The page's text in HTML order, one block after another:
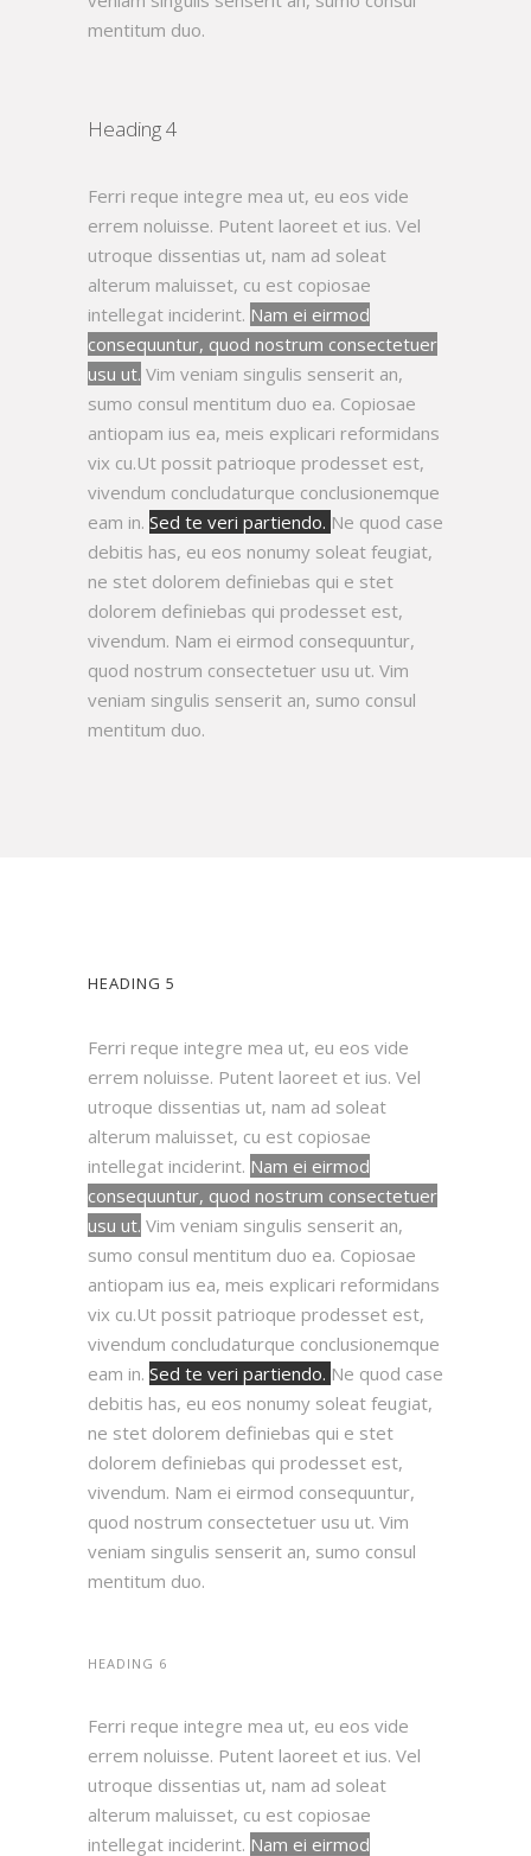
mentitum duo.
Heading 4
Ferri reque integre mea ut, eu eos vide
errem noluisse. Putent laoreet et ius. Vel
utroque dissentias ut, nam ad soleat
alterum maluisset, cu est copiosae
intellegat inciderint. Nam ei eirmod
consequuntur, quod nostrum consectetuer
usu ut. Vim veniam singulis senserit an,
sumo consul mentitum duo ea. Copiosae
antiopam ius ea, meis explicari reformidans
vix cu.Ut possit patrioque prodesset est,
vivendum concludaturque conclusionemque
eam in. Sed te veri partiendo. Ne quod case
debitis has, eu eos nonumy soleat feugiat,
ne stet dolorem definiebas qui e stet
dolorem definiebas qui prodesset est,
vivendum. Nam ei eirmod consequuntur,
quod nostrum consectetuer usu ut. Vim
veniam singulis senserit an, sumo consul
mentitum duo.
HEADING 5
Ferri reque integre mea ut, eu eos vide
errem noluisse. Putent laoreet et ius. Vel
utroque dissentias ut, nam ad soleat
alterum maluisset, cu est copiosae
intellegat inciderint. Nam ei eirmod
consequuntur, quod nostrum consectetuer
usu ut. Vim veniam singulis senserit an,
sumo consul mentitum duo ea. Copiosae
antiopam ius ea, meis explicari reformidans
vix cu.Ut possit patrioque prodesset est,
vivendum concludaturque conclusionemque
eam in. Sed te veri partiendo. Ne quod case
debitis has, eu eos nonumy soleat feugiat,
ne stet dolorem definiebas qui e stet
dolorem definiebas qui prodesset est,
vivendum. Nam ei eirmod consequuntur,
quod nostrum consectetuer usu ut. Vim
veniam singulis senserit an, sumo consul
mentitum duo.
HEADING 6
Ferri reque integre mea ut, eu eos vide
errem noluisse. Putent laoreet et ius. Vel
utroque dissentias ut, nam ad soleat
alterum maluisset, cu est copiosae
intellegat inciderint. Nam ei eirmod